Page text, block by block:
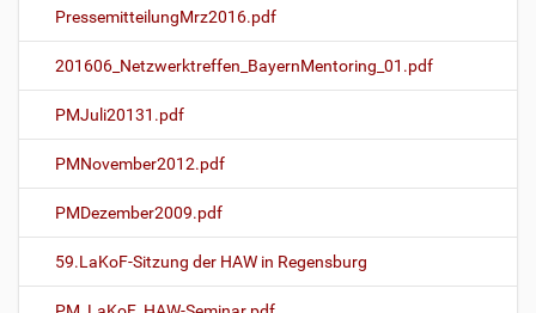
n
PressemitteilungMrz2016.pdf
201606_Netzwerktreffen_BayernMentoring_01.pdf
PMJuli20131.pdf
PMNovember2012.pdf
PMDezember2009.pdf
59.LaKoF-Sitzung der HAW in Regensburg